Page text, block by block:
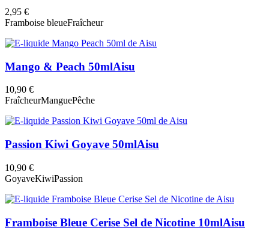
2,95 €
Framboise bleueFraîcheur
Mango & Peach 50mlAisu
10,90 €
FraîcheurManguePêche
Passion Kiwi Goyave 50mlAisu
10,90 €
GoyaveKiwiPassion
Framboise Bleue Cerise Sel de Nicotine 10mlAisu